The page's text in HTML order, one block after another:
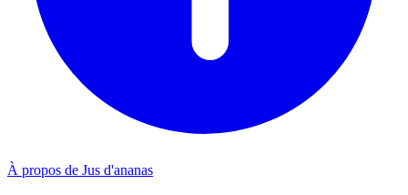
À propos de Jus d'ananas